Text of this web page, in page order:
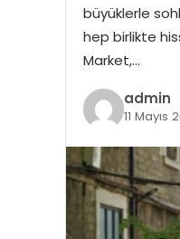
büyüklerle
hep birlikte
Market,…
admin
11 Mayıs